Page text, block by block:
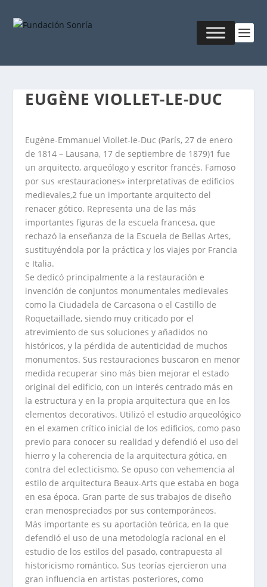
EUGÈNE VIOLLET-LE-DUC
Eugène-Emmanuel Viollet-le-Duc (París, 27 de enero
de 1814 – Lausana, 17 de septiembre de 1879)1 fue
un arquitecto, arqueólogo y escritor francés. Famoso
por sus «restauraciones» interpretativas de edificios
medievales,2 fue un importante arquitecto del
renacer gótico. Representa una de las más
importantes figuras de la escuela francesa, que
rechazó la enseñanza de la Escuela de Bellas Artes,
sustituyéndola por la práctica y los viajes por Francia
e Italia.
Se dedicó principalmente a la restauración e
invención de conjuntos monumentales medievales
como la Ciudadela de Carcasona o el Castillo de
Roquetaillade, siendo muy criticado por el
atrevimiento de sus soluciones y añadidos no
históricos, y la pérdida de autenticidad de muchos
monumentos. Sus restauraciones buscaron en menor
medida recuperar sino más bien mejorar el estado
original del edificio, con un interés centrado más en
la estructura y en la propia arquitectura que en los
elementos decorativos. Utilizó el estudio arqueológico
en el examen crítico inicial de los edificios, como paso
previo para conocer su realidad y defendió el uso del
hierro y la coherencia de la arquitectura gótica, en
contra del eclecticismo. Se opuso con vehemencia al
estilo de arquitectura Beaux-Arts que estaba en boga
en esa época. Gran parte de sus trabajos de diseño
eran menospreciados por sus contemporáneos.
Más importante es su aportación teórica, en la que
defendió el uso de una metodología racional en el
estudio de los estilos del pasado, contrapuesta al
historicismo romántico. Sus teorías ejercieron una
gran influencia en artistas posteriores, como